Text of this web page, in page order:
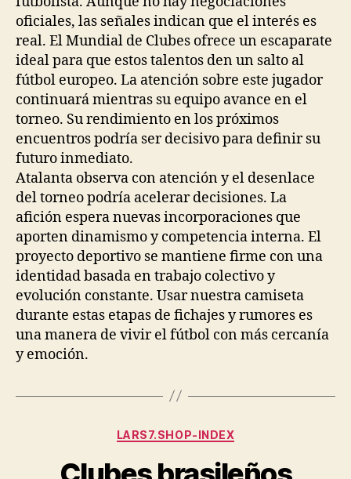
oficiales, las señales indican que el interés es
real. El Mundial de Clubes ofrece un escaparate
ideal para que estos talentos den un salto al
fútbol europeo. La atención sobre este jugador
continuará mientras su equipo avance en el
torneo. Su rendimiento en los próximos
encuentros podría ser decisivo para definir su
futuro inmediato.
Atalanta observa con atención y el desenlace
del torneo podría acelerar decisiones. La
afición espera nuevas incorporaciones que
aporten dinamismo y competencia interna. El
proyecto deportivo se mantiene firme con una
identidad basada en trabajo colectivo y
evolución constante. Usar nuestra camiseta
durante estas etapas de fichajes y rumores es
una manera de vivir el fútbol con más cercanía
y emoción.
Categorías
LARS7.SHOP-INDEX